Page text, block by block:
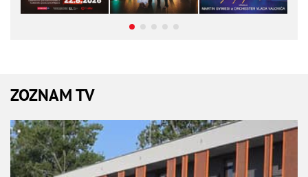
ZOZNAM TV